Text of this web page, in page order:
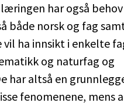
har også
både norsk og fag
vil ha innsikt i enkelte
og naturfag og
har altså en
fenomenene, mens